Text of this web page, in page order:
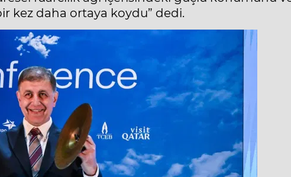
kez daha ortaya koydu” dedi.